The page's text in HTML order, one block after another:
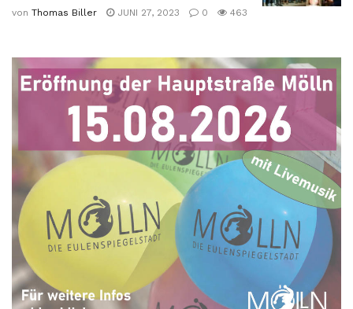
von Thomas Biller JUNI 27, 2023 0 463